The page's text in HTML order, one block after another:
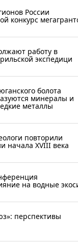
России
конкурс
работу в
экспедици
болота
минералы и
металлы
повторили
начала XVIII века
на водные
перспективы